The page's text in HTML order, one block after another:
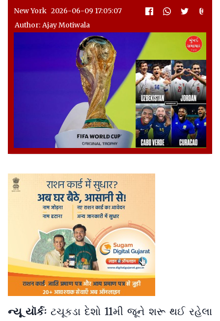
New York 2026-06-09 17:05:07
Author: Ajay Motiwala
ન્યૂ યૉર્કઃ ટચૂકડા દેશો 11મી જૂને શરૂ થઈ રહેલા